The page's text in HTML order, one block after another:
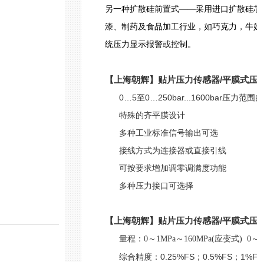
另一种扩散硅前置式——采用进口扩散硅
漆、制药及食品加工行业，如巧克力，
统压力显示报警或控制。
【上海朝辉】贴片压力传感器/平膜式
0…5至0…250bar...1600bar压力范围
特殊的齐平膜设计
多种工业标准信号输出可选
接线方式为连接器或直接引线
可按要求增加调零调满度功能
多种压力接口可选择
【上海朝辉】贴片压力传感器/平膜式
量程：0～1MPa～160MPa(应变式) 0
综合精度：0.25%FS；0.5%FS；